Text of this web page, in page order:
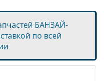
БАНЗАЙ-
по всей